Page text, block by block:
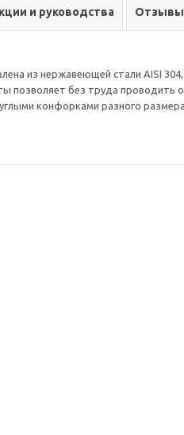
и руководства Отзывы
из нержавеющей стали AISI
позволяет без труда проводить
конфорками разного